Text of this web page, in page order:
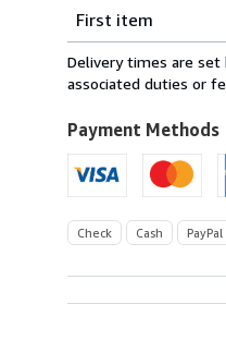
rates
from
Germany
U.S.A.
First item
Delivery times are set
associated duties or
Payment Methods
Check Cash PayPal